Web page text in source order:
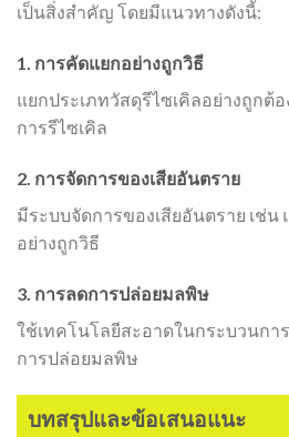
เป็นสิ่งสำคัญ โดยมีแนวทางดังนี้:
1. การคัดแยกอย่างถูกวิธี
แยกประเภทวัสดุรีไซเคิลอย่างถูกต้
การรีไซเคิล
2. การจัดการของเสียอันตราย
มีระบบจัดการของเสียอันตราย เช่น
อย่างถูกวิธี
3. การลดการปล่อยมลพิษ
ใช้เทคโนโลยีสะอาดในกระบวนกา
การปล่อยมลพิษ
บทสรุปและข้อเสนอแนะ